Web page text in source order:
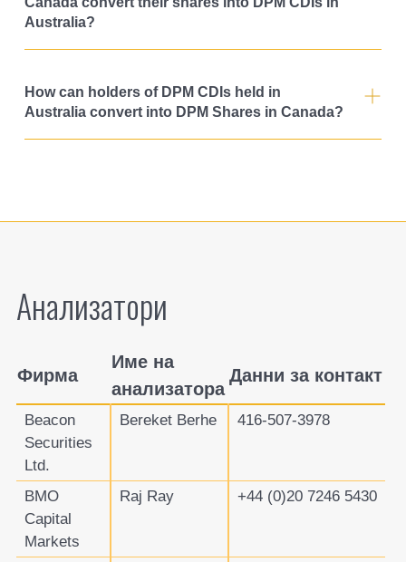
Australia?
How can holders of DPM CDIs held in
Australia convert into DPM Shares in Canada?
Aнализатори
Фирма
Име на
анализатора
Данни за контакт
Beacon
Securities
Ltd.
Bereket Berhe 416-507-3978
BMO
Capital
Markets
Raj Ray +44 (0)20 7246 5430